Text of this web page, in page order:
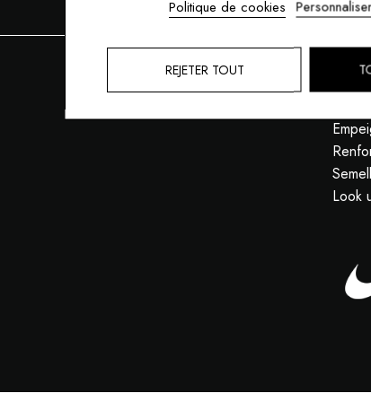
MOYEN
Look
Politique de cookies
REJETER TOUT